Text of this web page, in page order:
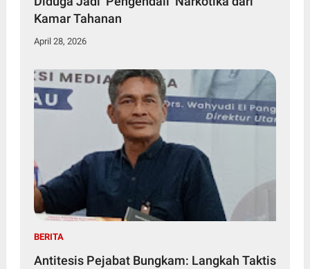
Kamar Tahanan
April 28, 2026
BERITA
Antitesis Pejabat Bungkam: Langkah Taktis